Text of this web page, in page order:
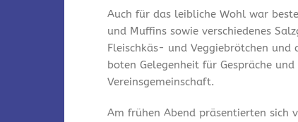
Auch für das leibliche Wohl war
und Muffins sowie verschiedenes
Fleischkäs- und Veggiebrötchen
boten Gelegenheit für Gespräche
Vereinsgemeinschaft.
Am frühen Abend präsentierten sich